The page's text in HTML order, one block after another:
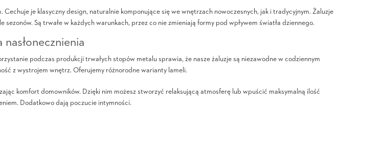
je klasyczny design, naturalnie komponujące się we wnętrzach nowoczesnych, jak i tradycyjnym. Żaluzje
Są trwałe w każdych warunkach, przez co nie zmieniają formy pod wpływem światła dziennego.
podczas produkcji trwałych stopów metalu sprawia, że nasze żaluzje są niezawodne w codziennym
z wystrojem wnętrz. Oferujemy różnorodne warianty lameli.
komfort domowników. Dzięki nim możesz stworzyć relaksującą atmosferę lub wpuścić maksymalną ilość
Dodatkowo dają poczucie intymności.